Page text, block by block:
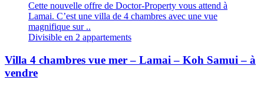
Cette nouvelle offre de Doctor-Property vous attend à
Lamai. C’est une villa de 4 chambres avec une vue
magnifique sur ..
Divisible en 2 appartements
Villa 4 chambres vue mer – Lamai – Koh Samui – à
vendre